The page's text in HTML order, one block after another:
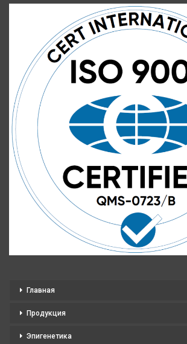
Главная
Продукция
Эпигенетика